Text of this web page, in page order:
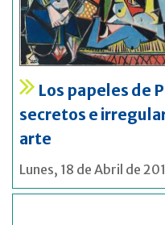
Los papeles de
secretos e
arte
Lunes, 18 de Abril de